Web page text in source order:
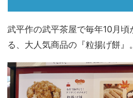
武平作の武平茶屋で毎年10月
る、大人気商品の『粒揚げ餅』。